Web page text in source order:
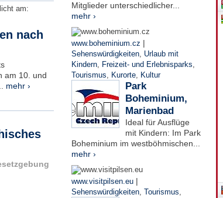
am:
nach
am 10. und
mehr ›
Mitglieder unterschiedlicher...
mehr ›
www.boheminium.cz |
Sehenswürdigkeiten, Urlaub mit
Kindern, Freizeit- und Erlebnisparks,
Tourismus, Kurorte, Kultur
Park
Boheminium,
Marienbad
Ideal für Ausflüge
mit Kindern: Im Park
Boheminium im westböhmischen...
mehr ›
www.visitpilsen.eu |
Sehenswürdigkeiten, Tourismus,